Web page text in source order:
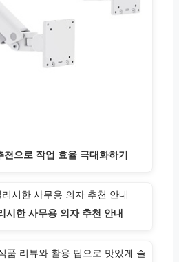
천으로 작업 효율 극대화하기
시한 사무용 의자 추천 안내